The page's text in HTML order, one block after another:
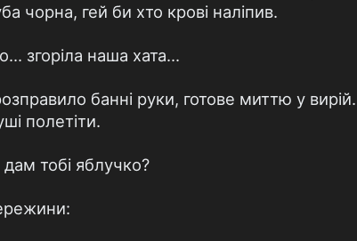
чорна, гей би хто крові наліпив.
згоріла наша хата...
банні руки, готове миттю у
полетіти.
тобі яблучко?